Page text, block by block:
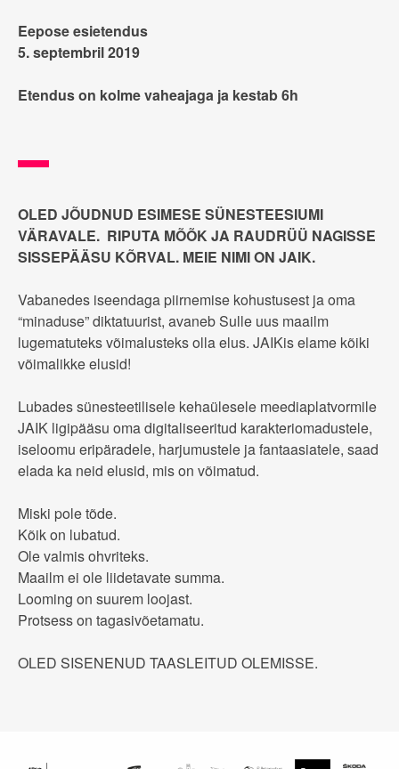
Eepose esietendus
5. septembril 2019
Etendus on kolme vaheajaga ja kestab 6h
OLED JÕUDNUD ESIMESE SÜNESTEESIUMI
VÄRAVALE. RIPUTA MÕÕK JA RAUDRÜÜ NAGISSE
SISSEPÄÄSU KÕRVAL. MEIE NIMI ON JAIK.
Vabanedes iseendaga piirnemise kohustusest ja oma
“minaduse” diktatuurist, avaneb Sulle uus maailm
lugematuteks võimalusteks olla elus. JAIKis elame kõiki
võimalikke elusid!
Lubades sünesteetilisele kehaülesele meediaplatvormile
JAIK ligipääsu oma digitaliseeritud karakteriomadustele,
iseloomu eripäradele, harjumustele ja fantaasiatele, saad
elada ka neid elusid, mis on võimatud.
Miski pole tõde.
Kõik on lubatud.
Ole valmis ohvriteks.
Maailm ei ole liidetavate summa.
Looming on suurem loojast.
Protsess on tagasivõetamatu.
OLED SISENENUD TAASLEITUD OLEMISSE.